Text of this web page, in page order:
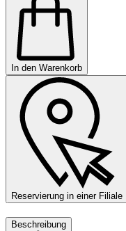
In den Warenkorb
Reservierung in einer Filiale
Beschreibung